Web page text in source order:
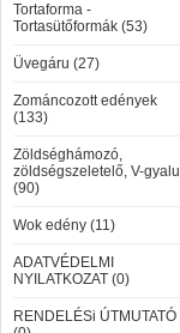
Tortaforma -
Tortasütőformák (53)
Üvegáru (27)
Zománcozott edények
(133)
Zöldséghámozó,
zöldségszeletelő, V-gyalu
(90)
Wok edény (11)
ADATVÉDELMI
NYILATKOZAT (0)
RENDELÉSi ÚTMUTATÓ